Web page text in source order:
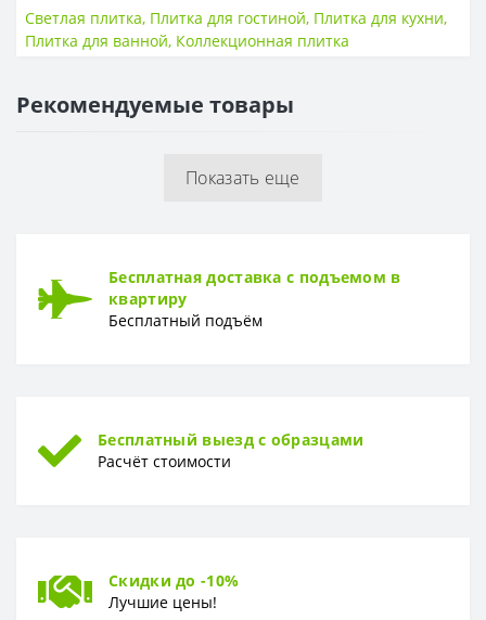
Поверхность Рельефная, матовая
РАЗМЕР
Светлая плитка, Плитка для гостиной, Плитка для кухни,
Плитка для ванной, Коллекционная плитка
Рекомендуемые товары
Показать еще
Бесплатная доставка с подъемом в
квартиру
Бесплатный подъём
Бесплатный выезд с образцами
Расчёт стоимости
Скидки до -10%
Лучшие цены!